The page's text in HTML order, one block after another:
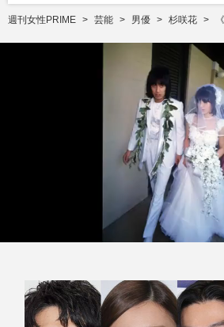
週刊女性PRIME 芸能 男優 杉咲花